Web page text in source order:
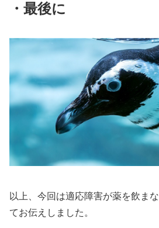
・最後に
以上、今回は適応障害が薬を飲ま
てお伝えしました。